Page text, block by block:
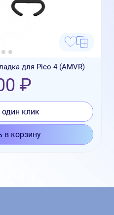
для Pico 4 (AMVR)
₽
один клик
в корзину